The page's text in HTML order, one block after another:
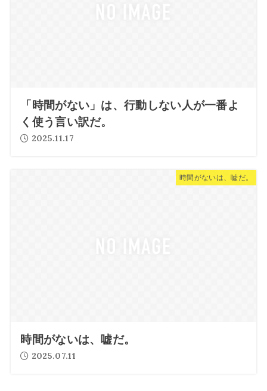
「時間がない」は、行動しない人が一番よ
く使う言い訳だ。
2025.11.17
時間がないは、嘘だ。
時間がないは、嘘だ。
2025.07.11